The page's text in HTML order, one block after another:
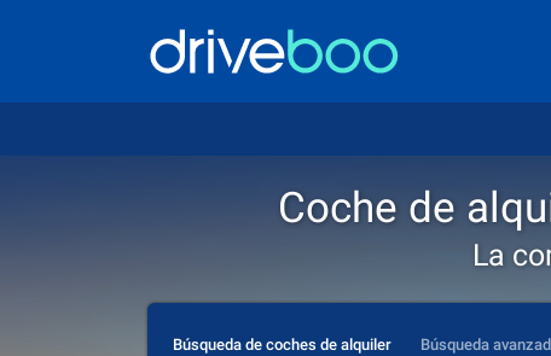
Coche de
La
Búsqueda de coches de alquiler Búsqueda